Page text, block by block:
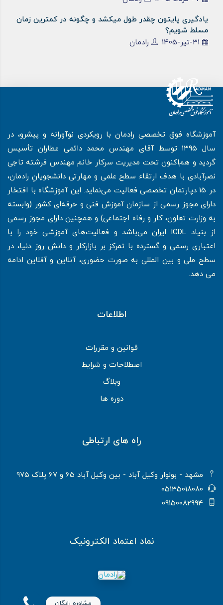
یادگیری پایتون چقدر طول میکشد و چگونه در کمترین زمان
مسلط شویم؟
31-تیر-1405
رادمان
آموزشگاه فوق تخصصی رادمان با رویکردی نوآورانه و پیشرو، در
سال ۱۳۹۵ توسط آقای مهندس محمد دائمی عطاران تأسیس
گردید و هم‌اکنون تحت مدیریت سرکار خانم مهندس فرشته تاجی
نصرآبادی با هدف ارتقاء سطح علمی و مهارتی دانشجویانِ رادمان،
در 15 دپارتمان تخصصی فعالیت می‌نماید. این آموزشگاه با افتخار
دارای مجوز رسمی از سازمان آموزش فنی و حرفه‌ای کشور (وابسته
به وزارت تعاون، کار و رفاه اجتماعی) و همچنین دارای مجوز رسمی
از بنیاد ICDL ایران می‌باشد و فعالیت‌های آموزشی خود را با
اعتباری رسمی و گسترده با تمرکز بر بازارکار و دانش روز دنیا، در
سطح ملی و بین المللی به صورت حضوری، آنلاین و آفلاین ادامه
می دهد.
اطلاعات
قوانین و مقررات
اصطلاحات و شرایط
وبلاگ
دوره ها
راه های ارتباطی
مشهد - بولوار وکیل آباد - بین وکیل آباد 65 و 67 پلاک 975
05135018080
09150082994
نماد اعتماد الکترونیک